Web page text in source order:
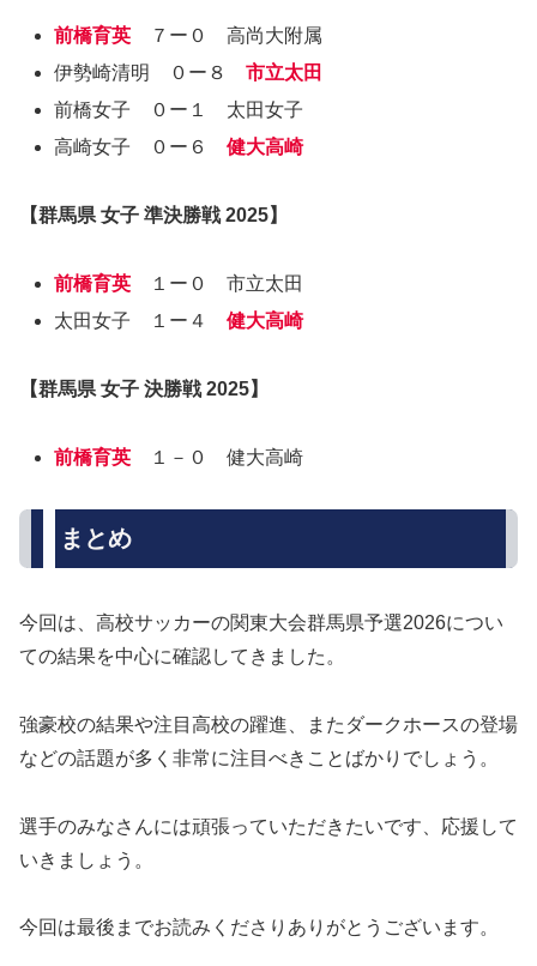
前橋育英 ７ー０ 高尚大附属
伊勢崎清明 ０ー８市立太田
前橋女子 ０ー１ 太田女子
高崎女子 ０ー６健大高崎
【群馬県 女子 準決勝戦 2025】
前橋育英 １ー０ 市立太田
太田女子 １ー４健大高崎
【群馬県 女子 決勝戦 2025】
前橋育英 １－０ 健大高崎
まとめ
今回は、高校サッカーの関東大会群馬県予選2026につい
ての結果を中心に確認してきました。
強豪校の結果や注目高校の躍進、またダークホースの登場
などの話題が多く非常に注目べきことばかりでしょう。
選手のみなさんには頑張っていただきたいです、応援して
いきましょう。
今回は最後までお読みくださりありがとうございます。